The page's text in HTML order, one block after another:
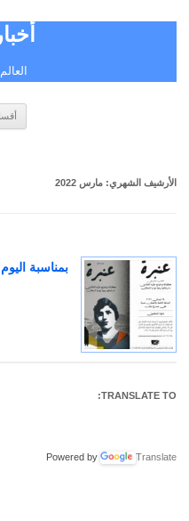
الأرشيف الشهري: مارس 2022
بمناسبة
TRANSLATE TO:
Powered by Translate